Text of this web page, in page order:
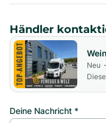
Händler
MQH
Neu •
Deine Nachricht *